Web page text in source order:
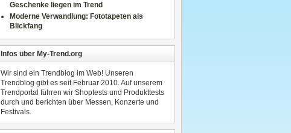
Geschenke liegen im Trend
Moderne Verwandlung: Fototapeten als
Blickfang
Infos über My-Trend.org
Wir sind ein Trendblog im Web! Unseren
Trendblog gibt es seit Februar 2010. Auf unserem
Trendportal führen wir Shoptests und Produkttests
durch und berichten über Messen, Konzerte und
Festivals.